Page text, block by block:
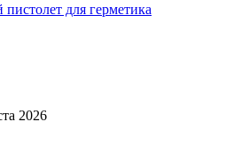
для герметика
2026